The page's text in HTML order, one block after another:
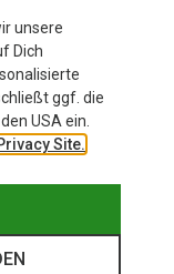
unsere
Dich
ggf. die
USA ein.
Site.